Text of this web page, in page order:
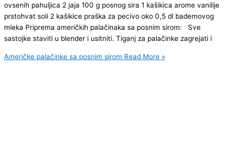
ovsenih pahuljica 2 jaja 100 g posnog sira 1 kašikica arome vanilije
prstohvat soli 2 kašikice praška za pecivo oko 0,5 dl bademovog
mleka Priprema američkih palačinaka sa posnim sirom: Sve
sastojke staviti u blender i usitniti. Tiganj za palačinke zagrejati i
Američke palačinke sa posnim sirom Read More »